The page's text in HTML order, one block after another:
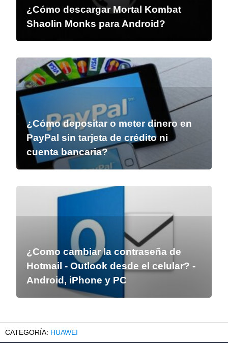
¿Cómo descargar Mortal Kombat
Shaolin Monks para Android?
¿Cómo depositar o meter dinero en
PayPal sin tarjeta de crédito ni
cuenta bancaria?
¿Como cambiar la contraseña de
Hotmail - Outlook desde el celular? -
Android, iPhone y PC
HUAWEI